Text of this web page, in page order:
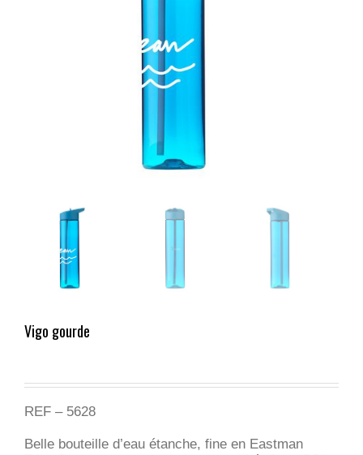
Vigo gourde
REF – 5628
Belle bouteille d’eau étanche, fine en Eastman